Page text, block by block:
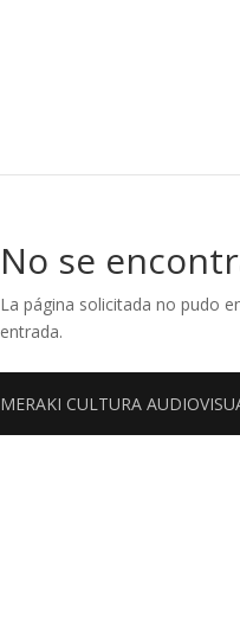
No se
La página solicitada no pudo
entrada.
MERAKI CULTURA